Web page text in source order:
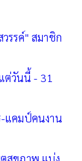
รรค์" สมาชิก
ต่วันนี้ - 31
-แคมป์คนงาน